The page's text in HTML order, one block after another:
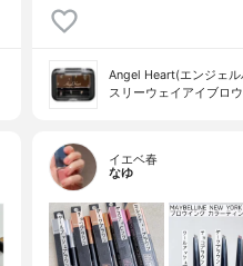
Angel Heart(エンジェル
スリーウェイアイブロウ
イエベ春
なゆ